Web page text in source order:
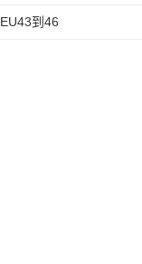
EU43到46